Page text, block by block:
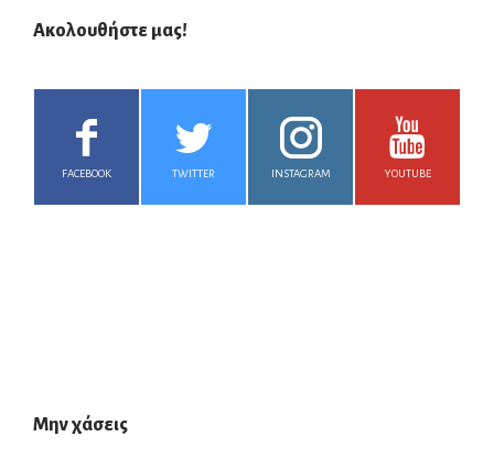
Ακολουθήστε μας!
FACEBOOK TWITTER INSTAGRAM YOUTUBE
Μην χάσεις